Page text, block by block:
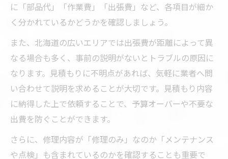
る方法
コストパフォーマンスを高める空調設備修
理のコツ
業務に支障を出さない空調設備修理のタイ
ミング
空調設備修理後のアフターサービスの重要
性を解説
空調設備の突然の故障を防ぐための対策とは
空調設備の定期点検で故障リスクを最小限
に抑える
に「部品代」「作業費」「出張費」など、各項目が細か
く分かれているかどうかを確認しましょう。
また、北海道の広いエリアでは出張費が距離によって異
なる場合も多く、事前の説明がないとトラブルの原因に
なります。見積もりに不明点があれば、気軽に業者へ問
い合わせて説明を求めることが大切です。見積もり内容
に納得した上で依頼することで、予算オーバーや不要な
出費を防ぐことができます。
さらに、修理内容が「修理のみ」なのか「メンテナンス
や点検」も含まれているのかを確認することも重要で